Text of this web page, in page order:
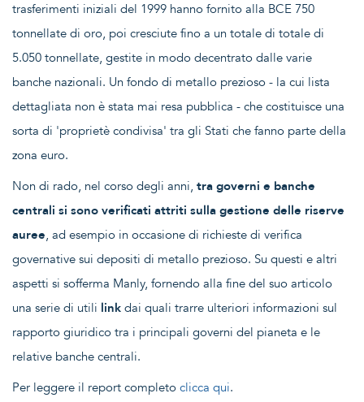
trasferimenti iniziali del 1999 hanno fornito alla BCE 750
tonnellate di oro, poi cresciute fino a un totale di totale di
5.050 tonnellate, gestite in modo decentrato dalle varie
banche nazionali. Un fondo di metallo prezioso - la cui lista
dettagliata non è stata mai resa pubblica - che costituisce una
sorta di 'proprietè condivisa' tra gli Stati che fanno parte della
zona euro.
Non di rado, nel corso degli anni, tra governi e banche
centrali si sono verificati attriti sulla gestione delle riserve
auree, ad esempio in occasione di richieste di verifica
governative sui depositi di metallo prezioso. Su questi e altri
aspetti si sofferma Manly, fornendo alla fine del suo articolo
una serie di utili link dai quali trarre ulteriori informazioni sul
rapporto giuridico tra i principali governi del pianeta e le
relative banche centrali.
Per leggere il report completo clicca qui.